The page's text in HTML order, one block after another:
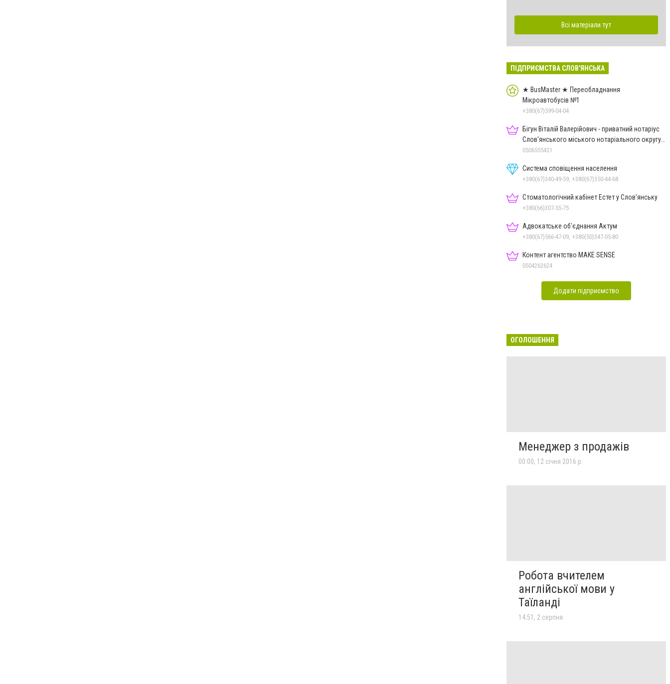
Всі матеріали тут
ПІДПРИЄМСТВА СЛОВ'ЯНСЬКА
★ BusMaster ★ Переобладнання
Мікроавтобусів №1
+380(67)599-04-04
Бігун Віталій Валерійович - приватний нотаріус
Слов'янського міського нотаріального округу
Дон.обл.
0506555431
Система сповіщення населення
+380(67)340-49-59, +380(67)350-44-68
Стоматологічний кабінет Естет у Слов'янську
+380(66)307-55-75
Адвокатське об'єднання Актум
+380(67)566-47-09, +380(50)347-05-80
Контент агентство MAKE SENSE
0504262624
Додати підприємство
ОГОЛОШЕННЯ
Менеджер з продажів
00:00, 12 січня 2016 р.
Робота вчителем
англійської мови у
Таїланді
14:51, 2 серпня